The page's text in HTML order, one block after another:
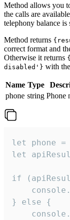
Method allows you
the calls are
telephony balance is
Method returns
correct format and
Otherwise it returns
disabled'} with
Name Type
phone string Phone
let phone =
let
if
} else {